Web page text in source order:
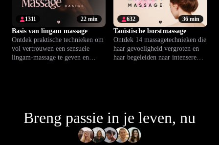
22 min
1311
Basis van lingam massage
Ontdek praktische technieken om
vol vertrouwen een sensuele
lingam-massage te geven en
36 min
632
Taoïstische borstmassage
Ontdek 14 massagetechnieken die
haar gevoeligheid vergroten en
haar begeleiden naar intensere
Breng passie in je leven, nu